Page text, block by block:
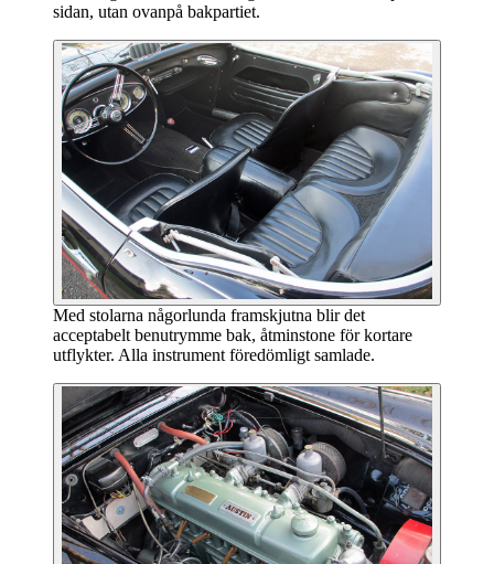
sidan, utan ovanpå bakpartiet.
Med stolarna någorlunda framskjutna blir det
acceptabelt benutrymme bak, åtminstone för kortare
utflykter. Alla instrument föredömligt samlade.